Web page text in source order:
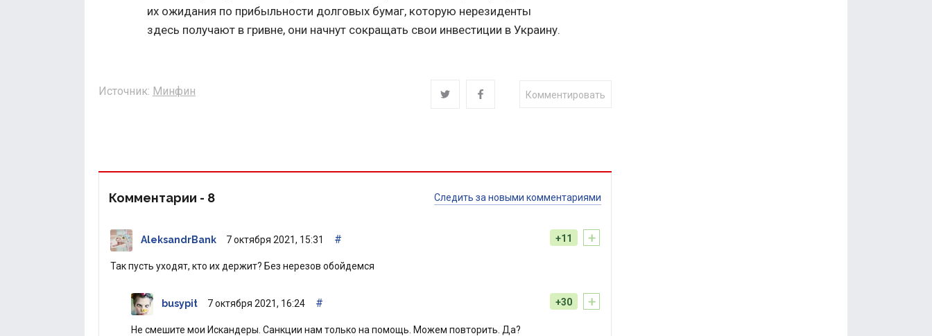
их ожидания по прибыльности долговых бумаг, которую нерезиденты
здесь получают в гривне, они начнут сокращать свои инвестиции в Украину.
Источник: Минфин Комментировать
Следить за новыми комментариями
Комментарии - 8
+
+11
AleksandrBank 7 октября 2021, 15:31 #
Так пусть уходят, кто их держит? Без нерезов обойдемся
+
+30
busypit 7 октября 2021, 16:24 #
Не смешите мои Искандеры. Санкции нам только на помощь. Можем повторить. Да?